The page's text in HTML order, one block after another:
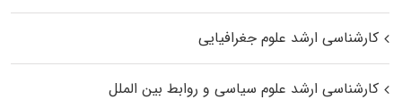
کارشناسی ارشد علوم جغرافیایی
کارشناسی ارشد علوم سیاسی و روابط بین الملل